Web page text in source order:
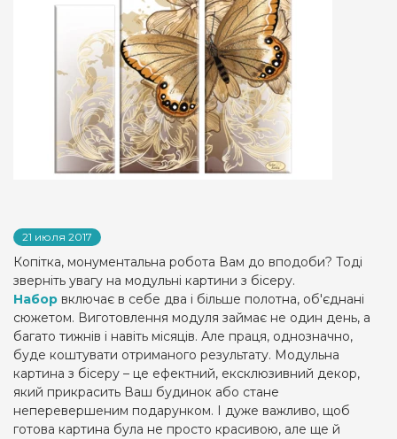
21 июля 2017
Копітка, монументальна робота Вам до вподоби? Тоді
зверніть увагу на модульні картини з бісеру.
Набор включає в себе два і більше полотна, об'єднані
сюжетом. Виготовлення модуля займає не один день, а
багато тижнів і навіть місяців. Але праця, однозначно,
буде коштувати отриманого результату. Модульна
картина з бісеру – це ефектний, ексклюзивний декор,
який прикрасить Ваш будинок або стане
неперевершеним подарунком. І дуже важливо, щоб
готова картина була не просто красивою, але ще й